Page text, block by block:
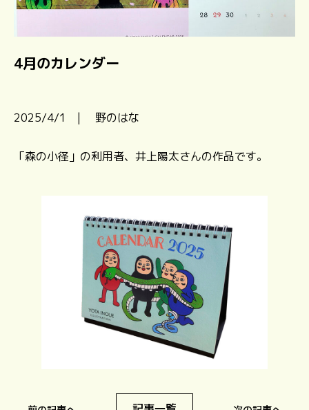
4月のカレンダー
2025/4/1 | 野のはな
「森の小径」の利用者、井上陽太さんの作品です。